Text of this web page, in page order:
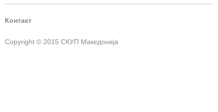
Контакт
Copyright © 2015 СКУП Македонија